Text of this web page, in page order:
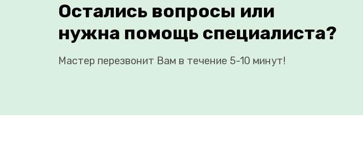
Остались вопросы или
нужна помощь специалиста?
Мастер перезвонит Вам в течение 5-10 минут!